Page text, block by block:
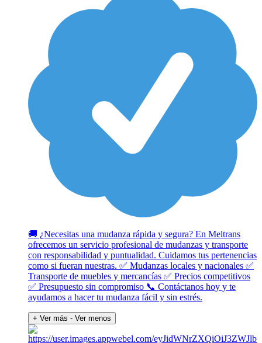
🚚 ¿Necesitas una mudanza rápida y segura? En Meltrans
ofrecemos un servicio profesional de mudanzas y transporte
con responsabilidad y puntualidad. Cuidamos tus pertenencias
como si fueran nuestras. ✅ Mudanzas locales y nacionales ✅
Transporte de muebles y mercancías ✅ Precios competitivos
✅ Presupuesto sin compromiso 📞 Contáctanos hoy y te
ayudamos a hacer tu mudanza fácil y sin estrés.
+ Ver más - Ver menos